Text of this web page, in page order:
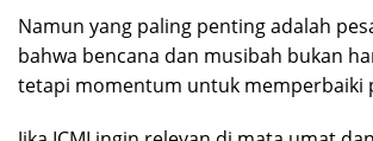
Namun yang paling penting adalah
bahwa bencana dan musibah bukan
tetapi momentum untuk memperbaiki